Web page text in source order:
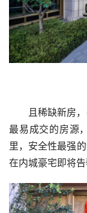
且稀缺新房
最易成交的房源
里，安全性最强
在内城豪宅即将